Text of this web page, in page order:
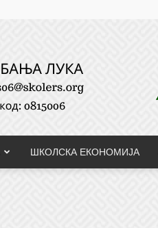
ШКОЛСКА ЕКОНОМИЈА